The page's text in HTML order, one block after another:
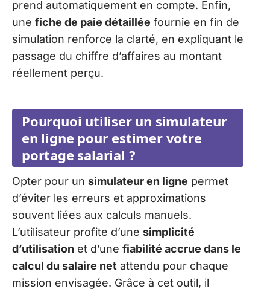
prend automatiquement en compte. Enfin,
une fiche de paie détaillée fournie en fin de
simulation renforce la clarté, en expliquant le
passage du chiffre d’affaires au montant
réellement perçu.
Pourquoi utiliser un simulateur
en ligne pour estimer votre
portage salarial ?
Opter pour un simulateur en ligne permet
d’éviter les erreurs et approximations
souvent liées aux calculs manuels.
L’utilisateur profite d’une simplicité
d’utilisation et d’une fiabilité accrue dans le
calcul du salaire net attendu pour chaque
mission envisagée. Grâce à cet outil, il